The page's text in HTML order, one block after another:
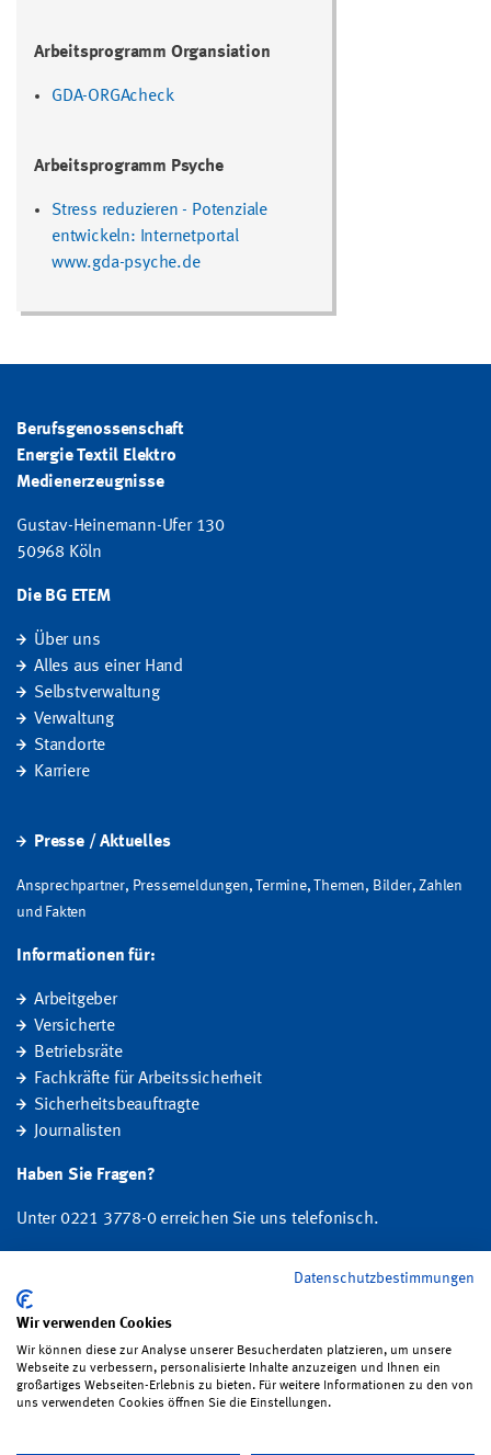
Arbeitsprogramm Organsiation
GDA-ORGAcheck
Arbeitsprogramm Psyche
Stress reduzieren - Potenziale
entwickeln: Internetportal
www.gda-psyche.de
Berufsgenossenschaft
Energie Textil Elektro
Medienerzeugnisse
Gustav-Heinemann-Ufer 130
50968 Köln
Die BG ETEM
Über uns
Alles aus einer Hand
Selbstverwaltung
Verwaltung
Standorte
Karriere
Presse / Aktuelles
Ansprechpartner, Pressemeldungen, Termine, Themen, Bilder, Zahlen
und Fakten
Informationen für:
Arbeitgeber
Versicherte
Betriebsräte
Fachkräfte für Arbeitssicherheit
Sicherheitsbeauftragte
Journalisten
Haben Sie Fragen?
Unter 0221 3778-0 erreichen Sie uns telefonisch.
Entschädigung, Prävention sowie Fragen zu Mitgliedschaft und Beitrag.
Folgen Sie uns:
Datenschutzbestimmungen
Wir verwenden Cookies
Wir können diese zur Analyse unserer Besucherdaten platzieren, um unsere
Webseite zu verbessern, personalisierte Inhalte anzuzeigen und Ihnen ein
großartiges Webseiten-Erlebnis zu bieten. Für weitere Informationen zu den von
uns verwendeten Cookies öffnen Sie die Einstellungen.